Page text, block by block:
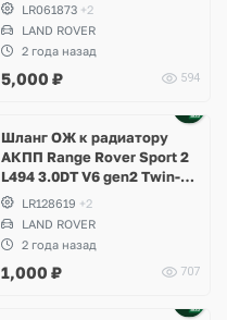
LR061873 +2
LAND ROVER
2 года назад
5,000 ₽ 594
Шланг ОЖ к радиатору
АКПП Range Rover Sport 2
L494 3.0DT V6 gen2 Twin-
turboLR128619 +2
LAND ROVER
2 года назад
1,000 ₽ 707